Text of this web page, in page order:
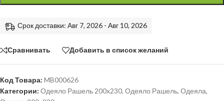
Срок доставки: Авг 7, 2026 - Авг 10, 2026
Сравнивать Добавить в список желаний
Код Товара: MB000626
Категории: Одеяло Рашель 200x230, Одеяло Рашель, Одеяла,